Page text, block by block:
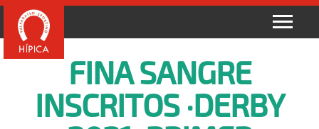
FINA SANGRE
INSCRITOS ·DERBY